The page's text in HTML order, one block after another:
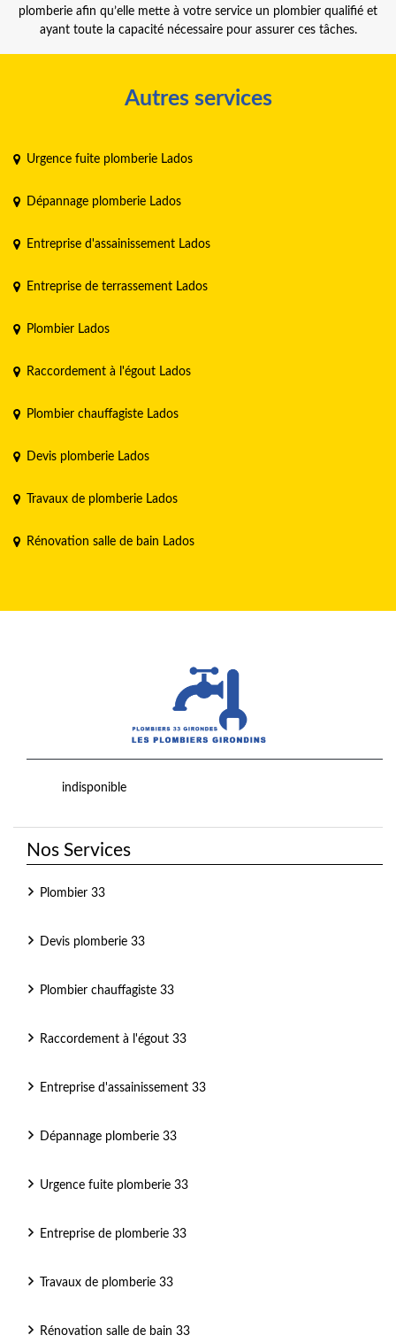
plomberie afin qu’elle mette à votre service un plombier qualifié et
ayant toute la capacité nécessaire pour assurer ces tâches.
Autres services
Urgence fuite plomberie Lados
Dépannage plomberie Lados
Entreprise d'assainissement Lados
Entreprise de terrassement Lados
Plombier Lados
Raccordement à l'égout Lados
Plombier chauffagiste Lados
Devis plomberie Lados
Travaux de plomberie Lados
Rénovation salle de bain Lados
indisponible
Nos Services
Plombier 33
Devis plomberie 33
Plombier chauffagiste 33
Raccordement à l'égout 33
Entreprise d'assainissement 33
Dépannage plomberie 33
Urgence fuite plomberie 33
Entreprise de plomberie 33
Travaux de plomberie 33
Rénovation salle de bain 33